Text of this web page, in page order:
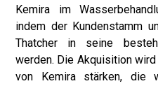
Kemira im
indem der Kundenstamm
Thatcher in seine
werden. Die Akquisition
von Kemira stärken, die